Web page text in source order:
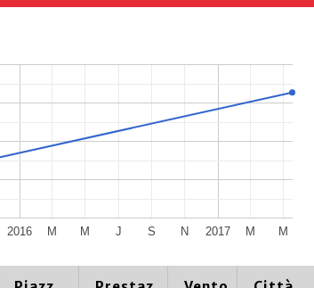
2016 2017
M M J S N M M